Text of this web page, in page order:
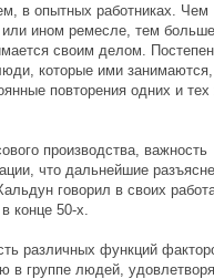
в опытных работниках. Чем
или ином ремесле, тем больше
своим делом.
которые ими занимаются,
повторения одних и тех
производства, важность
что дальнейшие
говорил в своих
конце 50-х.
различных функций
в группе людей,